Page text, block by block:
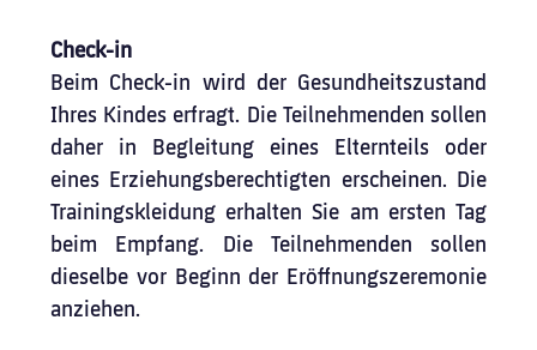
Check-in
Beim Check-in wird der Gesundheitszustand
Ihres Kindes erfragt. Die Teilnehmenden sollen
daher in Begleitung eines Elternteils oder
eines Erziehungsberechtigten erscheinen. Die
Trainingskleidung erhalten Sie am ersten Tag
beim Empfang. Die Teilnehmenden sollen
dieselbe vor Beginn der Eröffnungszeremonie
anziehen.